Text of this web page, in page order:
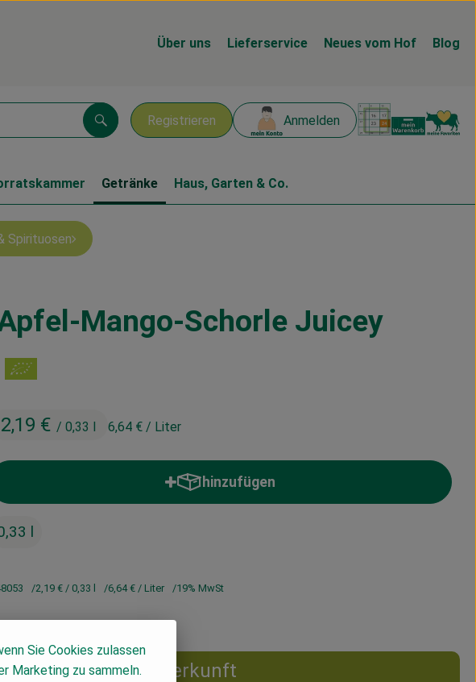
Über uns Lieferservice Neues vom Hof Blog
Registrieren Anmelden
Suchen
Getränke Haus, Garten & Co.
Spirituosen
Mango-Schorle Juicey
2,19 € / 0,33 l 6,64 € / Liter
zu Favouriten hinzufügen
hinzufügen
Produkt zum Warenkorb hinzufügen
l
2,19 € / 0,33 l 6,64 € / Liter 19% MwSt
Herkunft
Sie Cookies zulassen
Marketing zu sammeln.